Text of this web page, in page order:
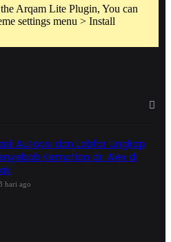
Arqam Lite Plugin, You can
settings menu > Install
Autopsi dan Labfor Ungkap
Kematian dr. Alex di
hari ago